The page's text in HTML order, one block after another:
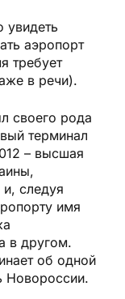
увидеть
аэропорт
требует
в речи).
своего рода
терминал
– высшая
следуя
имя
в другом.
об одной
Новороссии.